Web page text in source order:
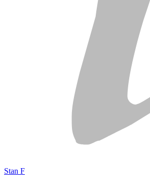
Stan F